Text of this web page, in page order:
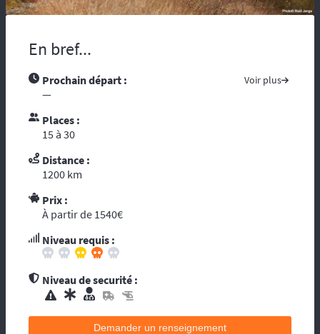
En bref...
Prochain départ : Voir plus
—
Places :
15 à 30
Distance :
1200 km
Prix :
À partir de 1540€
Niveau requis :
Niveau de securité :
n’est pas toujours aisée …. Nous vous
disponibles sur les pays traversés, prenez
le Guide du Routard ». Et par ces temps de
voyageurs »
conseillé voire indispensable de se munir
d’un téléphone ou d’une balise satellitaire.
secours. Dans le cadre d’une randonnée,
vous vous reposez sur l’ouvreur et le
fermeur qui ont les compétences
contacts d’assistance médicale locale.
L’organisation dispose de médecin(s), et
le circuit, ou suivent la progression de la
Demander un renseignement